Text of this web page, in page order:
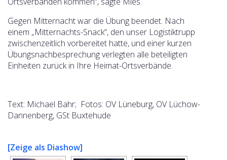
Gegen Mitternacht war die Übung beendet. Nach
einem „Mitternachts-Snack“, den unser Logistiktrupp
zwischenzeitlich vorbereitet hatte, und einer kurzen
Übungsnachbesprechung verlegten alle beteiligten
Einheiten zurück in Ihre Heimat-Ortsverbände.
Text: Michael Bahr; Fotos: OV Lüneburg, OV Lüchow-
Dannenberg, GSt Buxtehude
[Zeige als Diashow]